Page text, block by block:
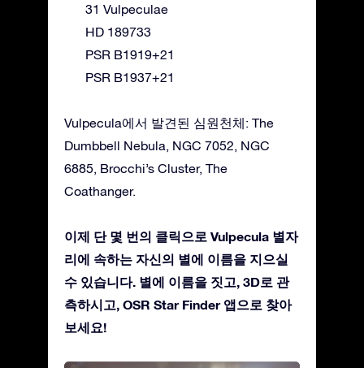
31 Vulpeculae
HD 189733
PSR B1919+21
PSR B1937+21
Vulpecula에서 발견된 심원천체: The
Dumbbell Nebula, NGC 7052, NGC
6885, Brocchi’s Cluster, The
Coathanger.
이제 단 몇 번의 클릭으로 Vulpecula 별자
리에 속하는 자신의 별에 이름을 지으실
수 있습니다. 별에 이름을 짓고, 3D로 관
측하시고, OSR Star Finder 앱으로 찾아
보세요!